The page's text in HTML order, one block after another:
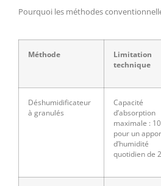
Pourquoi les méthodes
Méthode
Limitation
technique
Déshumidificateur
à granulés
Capacité
d’absorption
maximale :
pour un
d’humidité
quotidien de